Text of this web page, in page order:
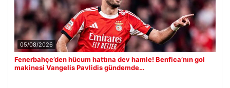
05/08/2026
Fenerbahçe’den hücum hattına dev hamle! Benfica’nın gol
makinesi Vangelis Pavlidis gündemde…